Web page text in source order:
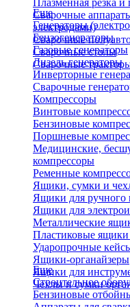
Плазменная резка и
Сварочные
электродами)
Сварочные
Сварочные столы
Сварочные
Еще
Генераторы
Бензогенераторы
Газовые генераторы
Дизель генераторы
Инверторные
Сварочные
Компрессоры
Винтовые
Бензиновые
Поршневые
Медицинские,
компрессоры
Ременные
Ящики, сумки и
Ящики для ручного
Ящики для
Металлические
Пластиковые ящики
Ударопрочные
Ящики-органайзеры
Ящики для
Чехлы и сумки
Еще
Строительное
Бензиновые